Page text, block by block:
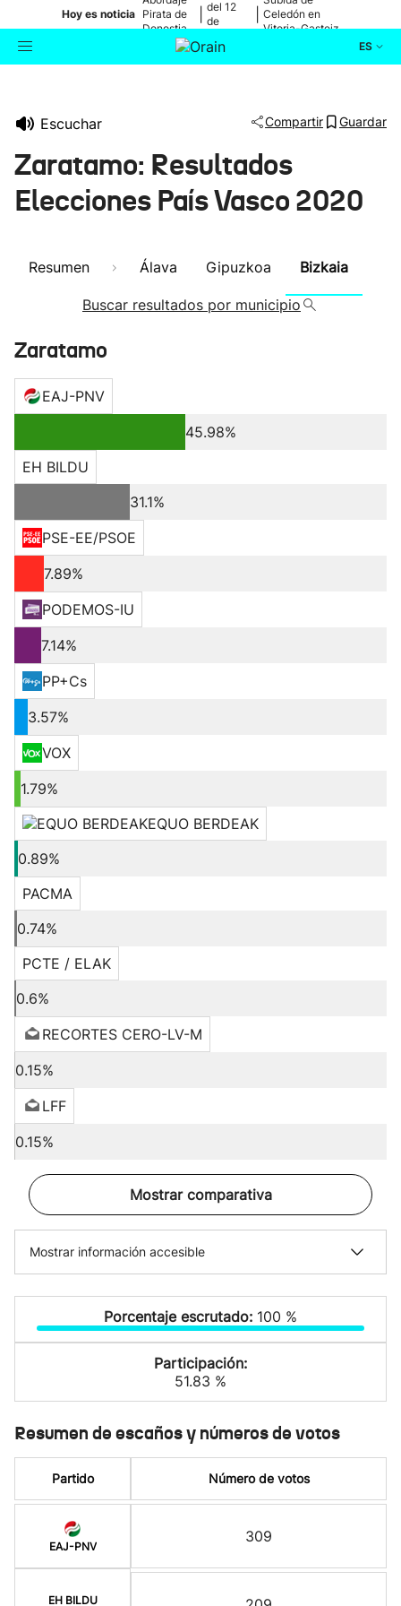
Hoy es noticia Pirata de
Donostia
del 12
de
Celedón en
Vitoria-Gasteiz
ES
Cultura
Escuchar Compartir Guardar
Zaratamo: Resultados
Elecciones País Vasco 2020
Resumen Álava Gipuzkoa Bizkaia
Buscar resultados por municipio
Zaratamo
EAJ-PNV
45.98%
EH BILDU
31.1%
PSE-EE/PSOE
7.89%
PODEMOS-IU
7.14%
PP+Cs
3.57%
VOX
1.79%
EQUO BERDEAK
0.89%
PACMA
0.74%
PCTE / ELAK
0.6%
RECORTES CERO-LV-M
0.15%
LFF
0.15%
Mostrar comparativa
Mostrar información accesible
Porcentaje escrutado: 100 %
Participación:
51.83 %
Resumen de escaños y números de votos
Partido
EAJ-PNV
EH BILDU
Número de votos
309